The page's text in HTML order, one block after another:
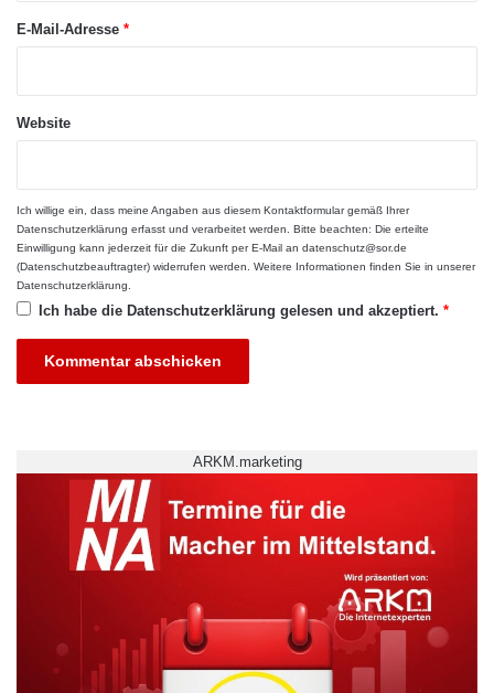
Gesellschafts- und Kulturwissenschaften)
nominieren, die sie als „Wegbereiter für
Karrieren“ erleben. Aus 300 Nominierten kürte
Klaus Landfried (ehem. Präsident der
Hochschulrektorenkonferenz) die Sieger. Der
Wettbewerb „Professor des Jahres“ steht
unter der Schirmherrschaft des
Bundesministeriums für Bildung und
Forschung (BMBF) und des
Weiterführende Informationen zu Idee und
Ablauf des Wettbewerbs und zur
Zusammensetzung der Jury sowie die
Urteilsbegründungen zu den Siegern und die
Sieger-Statements gibt es unter
E-Mail-Adresse *
Website
Ich willige ein, dass meine Angaben aus diesem Kontaktformular gemäß Ihrer
Datenschutzerklärung erfasst und verarbeitet werden. Bitte beachten: Die erteilte
Einwilligung kann jederzeit für die Zukunft per E-Mail an datenschutz@sor.de
(Datenschutzbeauftragter) widerrufen werden. Weitere Informationen finden Sie in unserer
Datenschutzerklärung
Ich habe die Datenschutzerklärung gelesen und akzeptiert. *
ARKM.marketing